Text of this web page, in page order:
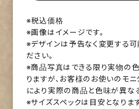
※税込価格
※画像はイメージです。
※デザインは予告なく変更する可
ださい。
※商品写真はできる限り実物の
りますが、お客様のお使いのモ
により実際の商品と色味が異な
※サイズスペックは目安となり